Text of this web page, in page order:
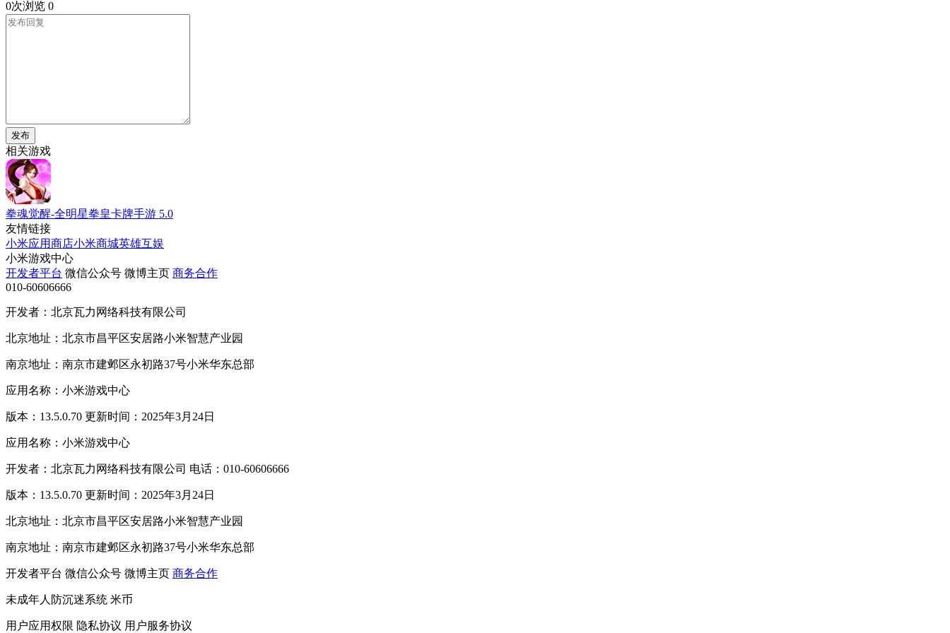
0次浏览 0
发布
相关游戏
拳魂觉醒-全明星拳皇卡牌手游 5.0
友情链接
小米应用商店小米商城英雄互娱
小米游戏中心
开发者平台 微信公众号 微博主页 商务合作
010-60606666
开发者：北京瓦力网络科技有限公司
北京地址：北京市昌平区安居路小米智慧产业园
南京地址：南京市建邺区永初路37号小米华东总部
应用名称：小米游戏中心
版本：13.5.0.70 更新时间：2025年3月24日
应用名称：小米游戏中心
开发者：北京瓦力网络科技有限公司 电话：010-60606666
版本：13.5.0.70 更新时间：2025年3月24日
北京地址：北京市昌平区安居路小米智慧产业园
南京地址：南京市建邺区永初路37号小米华东总部
开发者平台 微信公众号 微博主页 商务合作
未成年人防沉迷系统 米币
用户应用权限 隐私协议 用户服务协议